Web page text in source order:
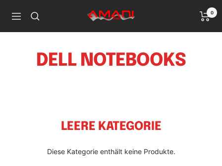
zumNavigation
Handy
0
DELL NOTEBOOKS
LEERE KATEGORIE
Diese Kategorie enthält keine Produkte.